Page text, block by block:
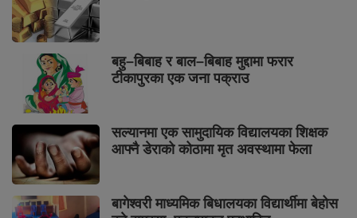
बहु–बिबाह र बाल–बिबाह मुद्दामा फरार
टीकापुरका एक जना पक्राउ
सल्यानमा एक सामुदायिक विद्यालयका शिक्षक
आफ्नै डेराको कोठामा मृत अवस्थामा फेला
बागेश्वरी माध्यमिक बिधालयका विद्यार्थीमा बेहोस